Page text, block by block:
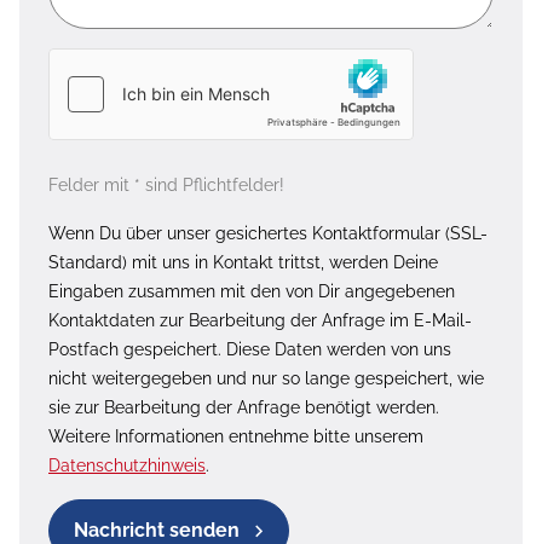
Felder mit * sind Pflichtfelder!
Wenn Du über unser gesichertes Kontaktformular (SSL-
Standard) mit uns in Kontakt trittst, werden Deine
Eingaben zusammen mit den von Dir angegebenen
Kontaktdaten zur Bearbeitung der Anfrage im E-Mail-
Postfach gespeichert. Diese Daten werden von uns
nicht weitergegeben und nur so lange gespeichert, wie
sie zur Bearbeitung der Anfrage benötigt werden.
Weitere Informationen entnehme bitte unserem
Datenschutzhinweis.
Nachricht senden